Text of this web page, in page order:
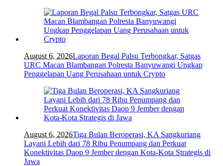
August 6, 2026Laporan Begal Palsu Terbongkar, Satgas
URC Macan Blambangan Polresta Banyuwangi Ungkap
Penggelapan Uang Perusahaan untuk Crypto
August 6, 2026Tiga Bulan Beroperasi, KA Sangkuriang
Layani Lebih dari 78 Ribu Penumpang dan Perkuat
Konektivitas Daop 9 Jember dengan Kota-Kota Strategis di
Jawa